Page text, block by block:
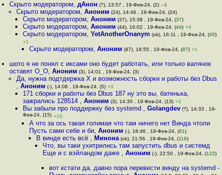
Скрыто модератором,дАнон (?), 13:57 , 19-Фев-24, (2) –4
Скрыто модератором, Аноним (24), 14:46 , 19-Фев-24, (24)
Скрыто модератором, Аноним (37), 15:38 , 19-Фев-24, (37)
Скрыто модератором, Аноним (44), 16:02 , 19-Фев-24, (44) +4
Скрыто модератором, YetAnotherOnanym (ok), 16:11 , 19-Фев-24, (48)
+1
Скрыто модератором,Аноним (87), 18:55 , 19-Фев-24, (87) +1
шото я не понял с иксами оно будет работать, или только валянок
оставят О_О,Аноним (3), 14:01 , 19-Фев-24, (3)
Да, нужна подтдержка X и возможность сборки и работы без Dbus
, Аноним (-), 14:08 , 19-Фев-24, (5) +3
171 сборки и работы без Dbus 187 ну это вы, батенька,
зажрались 128514 , Аноним (3), 14:30 , 19-Фев-24, (13) +2
Вы забыли про поддержку без systemd , Golangdev(?), 14:33 , 19-
Фев-24, (15) +10
А что за ось такая голимая что там ничего нет Винда чтоли
Пусть сами себе и би,Аноним (-), 18:46 , 19-Фев-24, (81)
В винде есть всё , Минона(ok), 21:56 , 19-Фев-24, (116)
Что, вы таки ухитрились там запустить dbus и системд
Еще и с вэйландом даже , Аноним (-), 22:50 , 19-Фев-24, (122)
вот кстати да, давно пора перевести винду на systemd -